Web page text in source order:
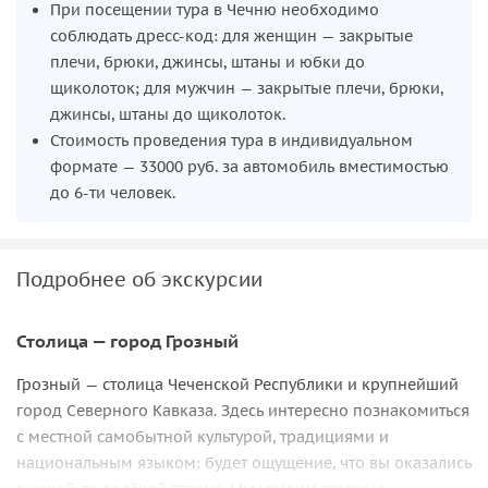
При посещении тура в Чечню необходимо
соблюдать дресс-код: для женщин — закрытые
плечи, брюки, джинсы, штаны и юбки до
щиколоток; для мужчин — закрытые плечи, брюки,
джинсы, штаны до щиколоток.
Стоимость проведения тура в индивидуальном
формате — 33000 руб. за автомобиль вместимостью
до 6-ти человек.
Подробнее об экскурсии
Столица — город Грозный
Грозный — столица Чеченской Республики и крупнейший
город Северного Кавказа. Здесь интересно познакомиться
с местной самобытной культурой, традициями и
национальным языком: будет ощущение, что вы оказались